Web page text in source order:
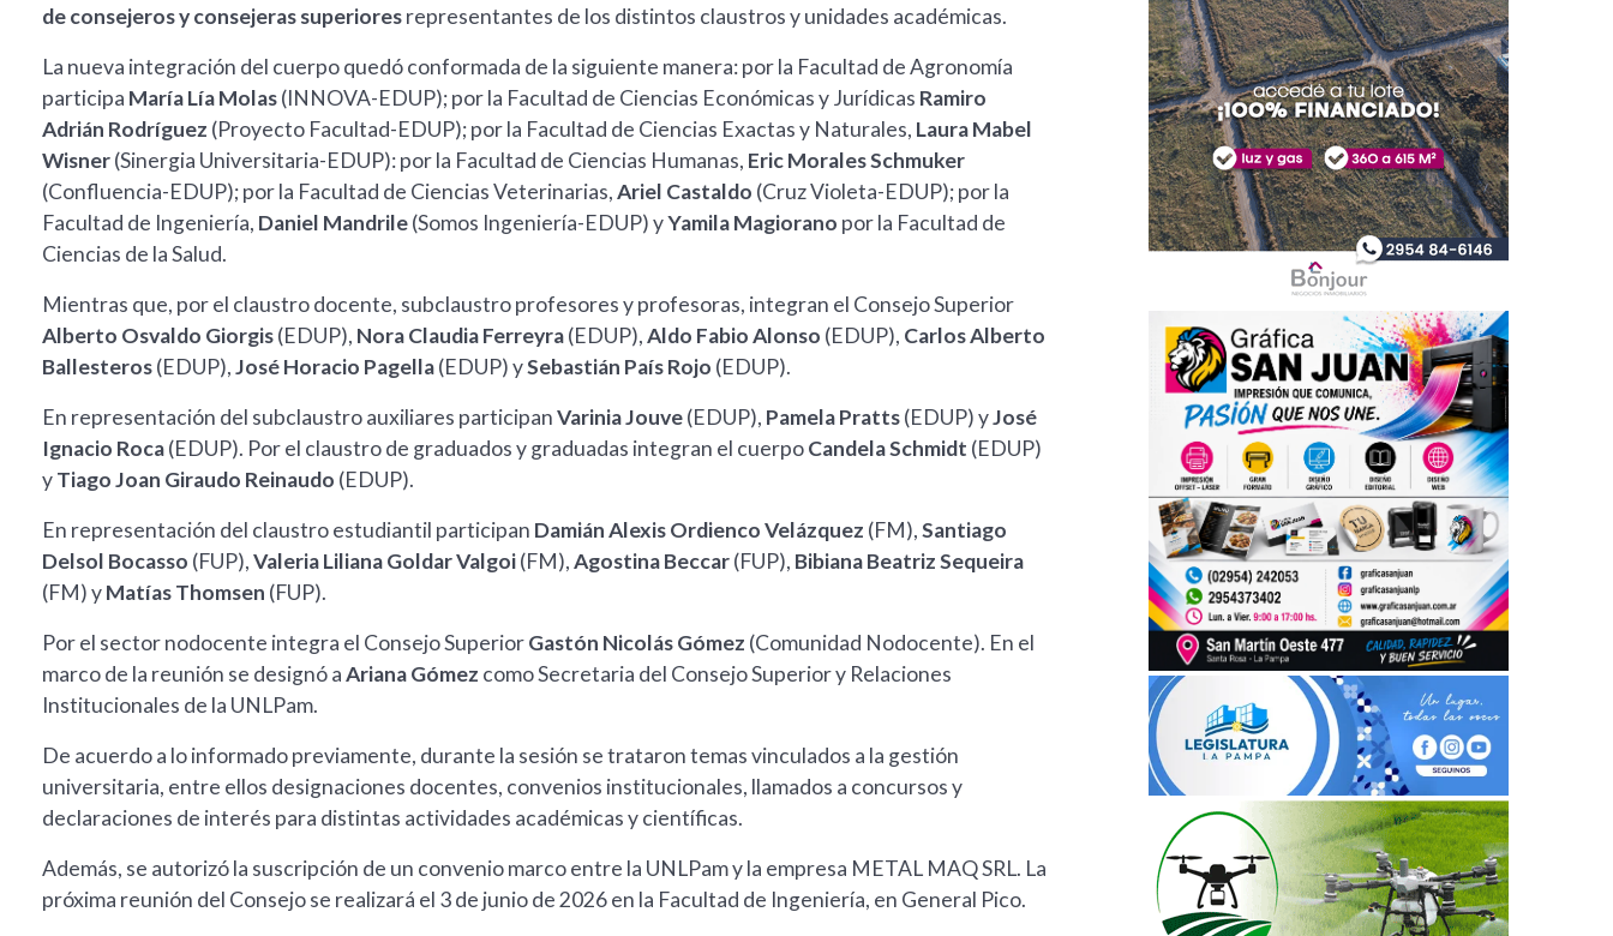
de consejeros y consejeras superioresrepresentantes de los distintos claustros y unidades académicas.
La nueva integración del cuerpo quedó conformada de la siguiente manera: por la Facultad de Agronomía
participa María Lía Molas(INNOVA-EDUP); por la Facultad de Ciencias Económicas y Jurídicas Ramiro
Adrián Rodríguez (Proyecto Facultad-EDUP); por la Facultad de Ciencias Exactas y Naturales, Laura Mabel
Wisner(Sinergia Universitaria-EDUP): por la Facultad de Ciencias Humanas, Eric Morales Schmuker
(Confluencia-EDUP); por la Facultad de Ciencias Veterinarias,Ariel Castaldo (Cruz Violeta-EDUP); por la
Facultad de Ingeniería, Daniel Mandrile(Somos Ingeniería-EDUP) yYamila Magiorano por la Facultad de
Ciencias de la Salud.
Mientras que, por el claustro docente, subclaustro profesores y profesoras, integran el Consejo Superior
Alberto Osvaldo Giorgis(EDUP), Nora Claudia Ferreyra(EDUP),Aldo Fabio Alonso (EDUP), Carlos Alberto
Ballesteros(EDUP),José Horacio Pagella(EDUP) ySebastián País Rojo (EDUP).
En representación del subclaustro auxiliares participanVarinia Jouve(EDUP), Pamela Pratts(EDUP) yJosé
Ignacio Roca(EDUP). Por el claustro de graduados y graduadas integran el cuerpoCandela Schmidt (EDUP)
yTiago Joan Giraudo Reinaudo (EDUP).
En representación del claustro estudiantil participan Damián Alexis Ordienco Velázquez (FM),Santiago
Delsol Bocasso (FUP),Valeria Liliana Goldar Valgoi(FM),Agostina Beccar(FUP), Bibiana Beatriz Sequeira
(FM) yMatías Thomsen (FUP).
Por el sector nodocente integra el Consejo SuperiorGastón Nicolás Gómez (Comunidad Nodocente). En el
marco de la reunión se designó aAriana Gómez como Secretaria del Consejo Superior y Relaciones
Institucionales de la UNLPam.
De acuerdo a lo informado previamente, durante la sesión se trataron temas vinculados a la gestión
universitaria, entre ellos designaciones docentes, convenios institucionales, llamados a concursos y
declaraciones de interés para distintas actividades académicas y científicas.
Además, se autorizó la suscripción de un convenio marco entre la UNLPam y la empresa METAL MAQ SRL. La
próxima reunión del Consejo se realizará el 3 de junio de 2026 en la Facultad de Ingeniería, en General Pico.